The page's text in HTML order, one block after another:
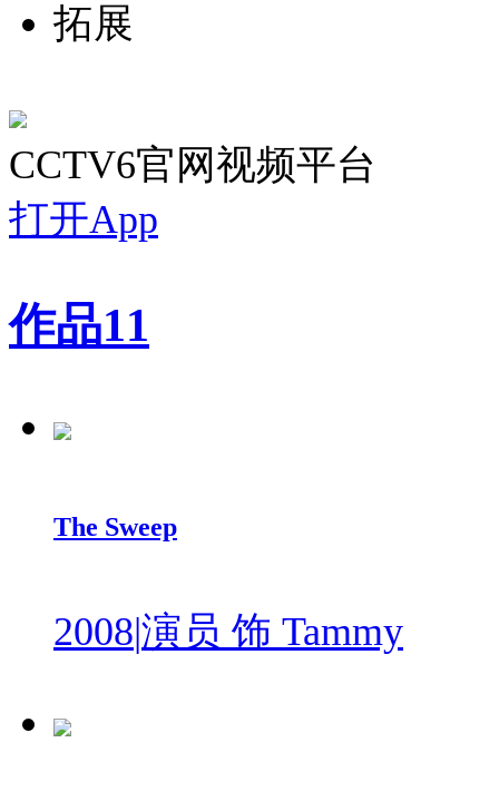
拓展
CCTV6官网视频平台
打开App
作品11
The Sweep
2008|演员 饰 Tammy